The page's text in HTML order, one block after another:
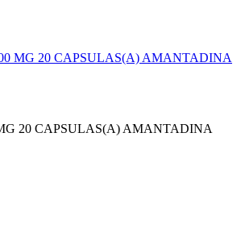
MG 20 CAPSULAS(A) AMANTADINA